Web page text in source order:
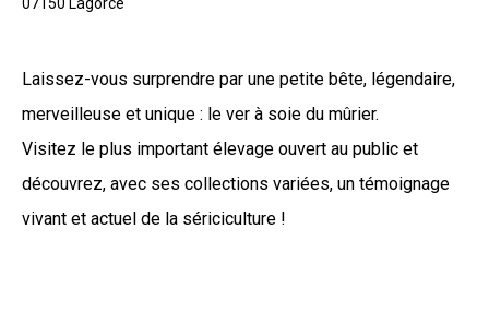
Laissez-vous surprendre par une petite bête, légendaire,
merveilleuse et unique : le ver à soie du mûrier.
Visitez le plus important élevage ouvert au public et
découvrez, avec ses collections variées, un témoignage
vivant et actuel de la sériciculture !